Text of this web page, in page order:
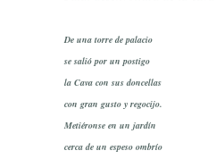
De una torre de palacio
se salió por un postigo
la Cava con sus doncellas
con gran gusto y regocijo.
Metiéronse en un jardín
cerca de un espeso ombrío